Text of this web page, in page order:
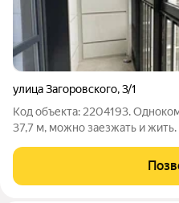
улица Загоровского,3/1
Код объекта: 2204193.
37,7 м, можно заезжать и
ощущение функционального и
легко организовать